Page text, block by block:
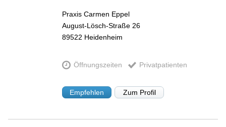
Praxis Carmen Eppel
August-Lösch-Straße 26
89522 Heidenheim
Öffnungszeiten Privatpatienten
Empfehlen Zum Profil